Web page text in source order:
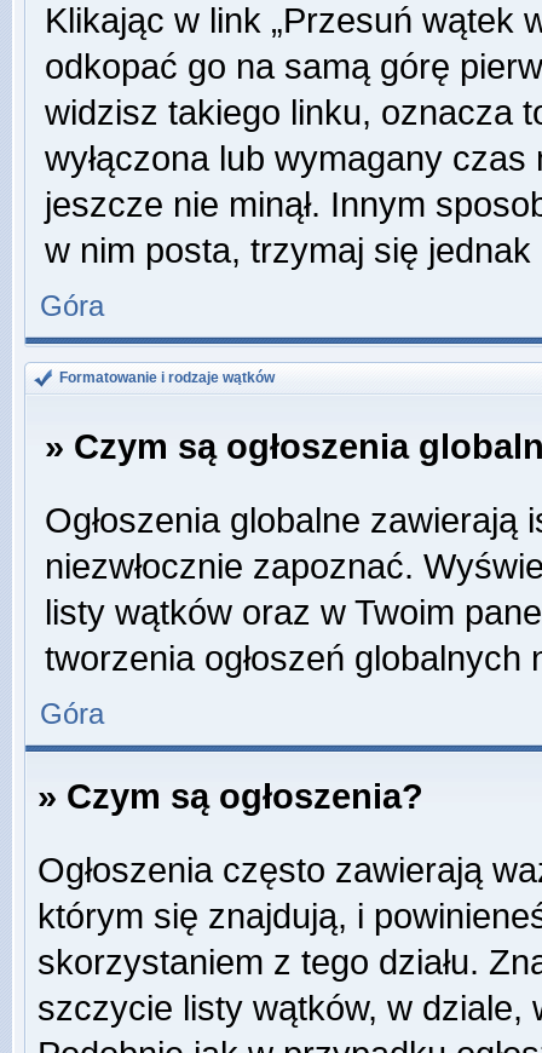
Klikając w link „Przesuń wątek
odkopać go na samą górę
widzisz takiego linku, oznacza
wyłączona lub wymagany
jeszcze nie minął. Innym
w nim posta, trzymaj się
Góra
Formatowanie i rodzaje wątków
» Czym są ogłoszenia
Ogłoszenia globalne
niezwłocznie zapoznać.
listy wątków oraz w Twoim
tworzenia ogłoszeń globalnych
Góra
» Czym są ogłoszenia?
Ogłoszenia często zawierają
którym się znajdują, i
skorzystaniem z tego działu.
szczycie listy wątków, w dziale,